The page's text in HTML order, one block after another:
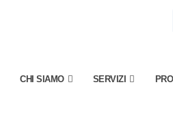
CHI SIAMO SERVIZI